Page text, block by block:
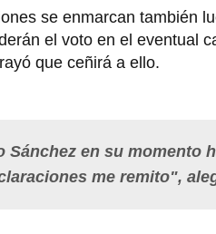
se enmarcan también
el voto en el eventual
que ceñirá a ello.
Sánchez en su momento
me remito",